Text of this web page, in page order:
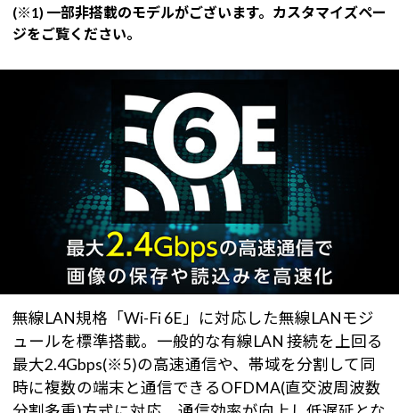
(※1) 一部非搭載のモデルがございます。カスタマイズペー
ジをご覧ください。
無線LAN規格「Wi-Fi 6E」に対応した無線LANモジ
ュールを標準搭載。一般的な有線LAN 接続を上回る
最大2.4Gbps(※5)の高速通信や、帯域を分割して同
時に複数の端末と通信できるOFDMA(直交波周波数